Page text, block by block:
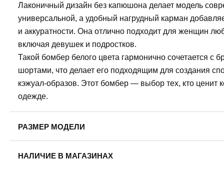
Лаконичный дизайн без капюшона делает модель
универсальной, а удобный нагрудный карман
и аккуратности. Она отлично подходит для женщин
включая девушек и подростков.
Такой бомбер белого цвета гармонично сочетается с
шортами, что делает его подходящим для создания
кэжуал-образов. Этот бомбер — выбор тех, кто ценит
одежде.
РАЗМЕР МОДЕЛИ
Обхват груди: 78
НАЛИЧИЕ В МАГАЗИНАХ